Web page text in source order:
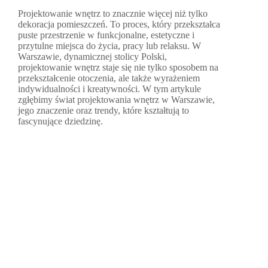
Projektowanie wnętrz to znacznie więcej niż tylko
dekoracja pomieszczeń. To proces, który przekształca
puste przestrzenie w funkcjonalne, estetyczne i
przytulne miejsca do życia, pracy lub relaksu. W
Warszawie, dynamicznej stolicy Polski,
projektowanie wnętrz staje się nie tylko sposobem na
przekształcenie otoczenia, ale także wyrażeniem
indywidualności i kreatywności. W tym artykule
zgłębimy świat projektowania wnętrz w Warszawie,
jego znaczenie oraz trendy, które kształtują to
fascynujące dziedzinę.